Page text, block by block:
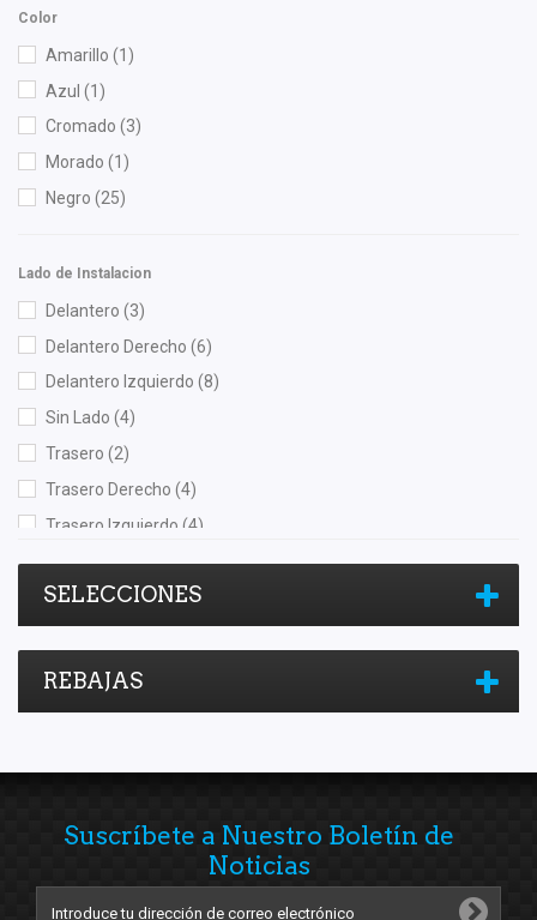
Color
Amarillo (1)
Azul (1)
Cromado (3)
Morado (1)
Negro (25)
Lado de Instalacion
Delantero (3)
Delantero Derecho (6)
Delantero Izquierdo (8)
Sin Lado (4)
Trasero (2)
Trasero Derecho (4)
Trasero Izquierdo (4)
SELECCIONES
REBAJAS
Suscríbete a Nuestro Boletín de
Noticias